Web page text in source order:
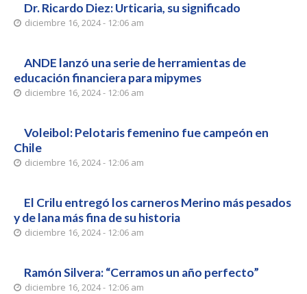
Dr. Ricardo Diez: Urticaria, su significado
diciembre 16, 2024 - 12:06 am
ANDE lanzó una serie de herramientas de
educación financiera para mipymes
diciembre 16, 2024 - 12:06 am
Voleibol: Pelotaris femenino fue campeón en
Chile
diciembre 16, 2024 - 12:06 am
El Crilu entregó los carneros Merino más pesados
y de lana más fina de su historia
diciembre 16, 2024 - 12:06 am
Ramón Silvera: “Cerramos un año perfecto”
diciembre 16, 2024 - 12:06 am